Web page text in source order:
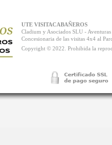
UTE VISITACABAÑEROS
Cladium y Asociados SLU -
Concesionaria de las visitas 4x4 al
Copyright © 2022. Prohibida la